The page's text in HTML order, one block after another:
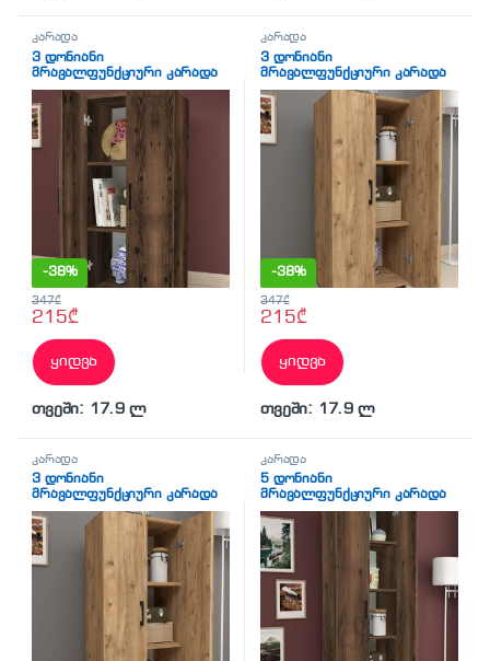
კარადა
3 დონიანი
მრავალფუნქციური კარადა
მუქი ხის ფაქტურით (BF-770)
-38%
215₾
347₾
ყიდვა
თვეში: 17.9 ლ
კარადა
3 დონიანი
მრავალფუნქციური კარადა
ფიჭვის ფაქტურით (BF-769)
-38%
215₾
347₾
ყიდვა
თვეში: 17.9 ლ
კარადა
3 დონიანი
მრავალფუნქციური კარადა
ფიჭვის ფაქტურით (BF-769)
კარადა
5 დონიანი
მრავალფუნქციური კარადა
მუქი ხის ფაქტურით (BF-772)